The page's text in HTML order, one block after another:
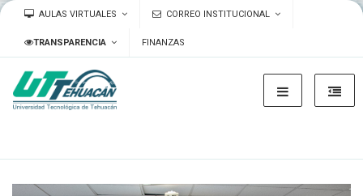
AULAS VIRTUALES CORREO INSTITUCIONAL
TRANSPARENCIA FINANZAS